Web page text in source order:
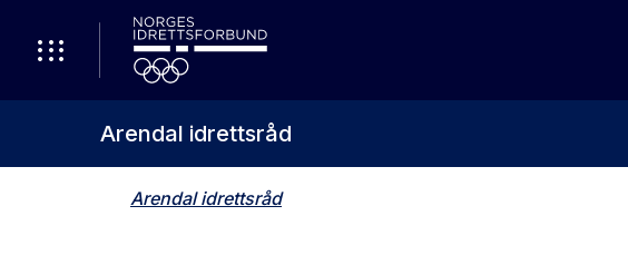
Arendal idrettsråd
Arendal idrettsråd